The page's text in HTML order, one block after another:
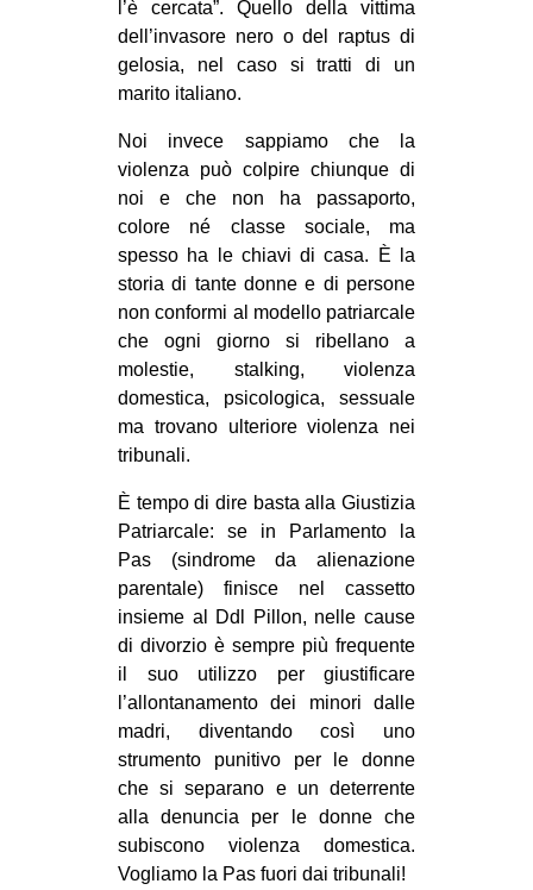
l’è cercata”. Quello della vittima
dell’invasore nero o del raptus di
gelosia, nel caso si tratti di un
marito italiano.
Noi invece sappiamo che la
violenza può colpire chiunque di
noi e che non ha passaporto,
colore né classe sociale, ma
spesso ha le chiavi di casa. È la
storia di tante donne e di persone
non conformi al modello patriarcale
che ogni giorno si ribellano a
molestie, stalking, violenza
domestica, psicologica, sessuale
ma trovano ulteriore violenza nei
tribunali.
È tempo di dire basta alla Giustizia
Patriarcale: se in Parlamento la
Pas (sindrome da alienazione
parentale) finisce nel cassetto
insieme al Ddl Pillon, nelle cause
di divorzio è sempre più frequente
il suo utilizzo per giustificare
l’allontanamento dei minori dalle
madri, diventando così uno
strumento punitivo per le donne
che si separano e un deterrente
alla denuncia per le donne che
subiscono violenza domestica.
Vogliamo la Pas fuori dai tribunali!